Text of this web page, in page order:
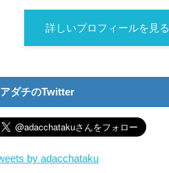
詳しいプロフィールを見る
アダチのTwitter
by adacchataku